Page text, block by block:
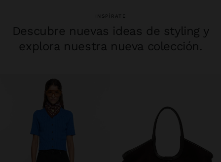
INSPÍRATE
Descubre nuevas ideas de styling y
explora nuestra nueva colección.